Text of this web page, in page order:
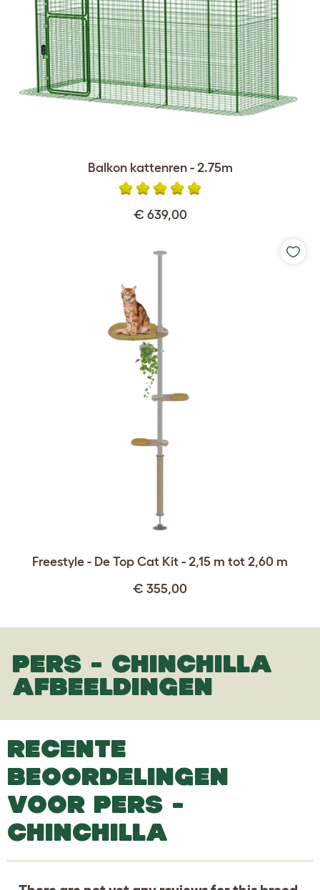
Balkon kattenren - 2.75m
€ 639,00
Freestyle - De Top Cat Kit - 2,15 m tot 2,60 m
€ 355,00
PERS - CHINCHILLA
AFBEELDINGEN
RECENTE
BEOORDELINGEN
VOOR PERS -
CHINCHILLA